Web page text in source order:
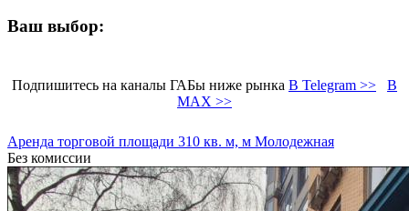
Ваш выбор:
Подпишитесь на каналы ГАБы ниже рынка В Telegram >>
В
MAX >>
Аренда торговой площади 310 кв. м, м Молодежная
Без комиссии